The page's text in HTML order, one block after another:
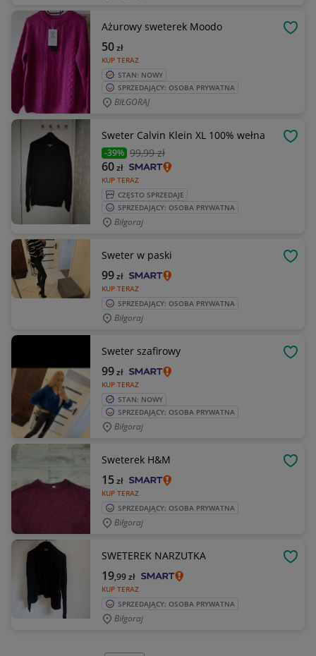
Ażurowy sweterek Moodo
KUP TERAZ
50zł
STAN: NOWY
SPRZEDAJĄCY: OSOBA PRYWATNA
BIŁGORAJ
Sweter Calvin Klein XL 100% wełna
-39% 99,99 zł
KUP TERAZ
60zł
CZĘSTO SPRZEDAJE
SPRZEDAJĄCY: OSOBA PRYWATNA
Biłgoraj
Sweter w paski
KUP TERAZ
99zł
SPRZEDAJĄCY: OSOBA PRYWATNA
Biłgoraj
Sweter szafirowy
KUP TERAZ
99zł
STAN: NOWY
SPRZEDAJĄCY: OSOBA PRYWATNA
Biłgoraj
Sweterek H&M
KUP TERAZ
15zł
SPRZEDAJĄCY: OSOBA PRYWATNA
Biłgoraj
SWETEREK NARZUTKA
KUP TERAZ
19,99zł
SPRZEDAJĄCY: OSOBA PRYWATNA
Biłgoraj